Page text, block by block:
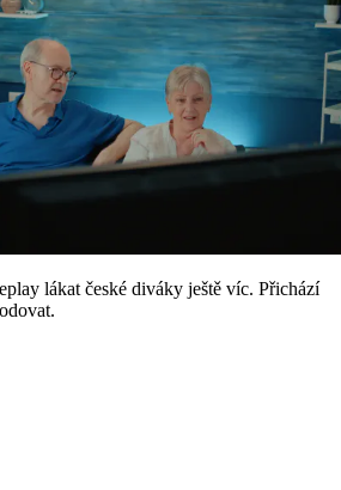
lákat české diváky ještě víc. Přichází